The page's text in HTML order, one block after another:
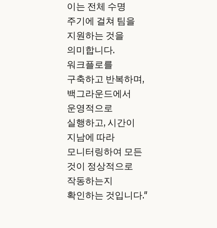
이는 전체 수명
주기에 걸쳐 팀을
지원하는 것을
의미합니다.
워크플로를
구축하고 반복하며,
백그라운드에서
운영적으로
실행하고, 시간이
지남에 따라
모니터링하여 모든
것이 정상적으로
작동하는지
확인하는 것입니다."